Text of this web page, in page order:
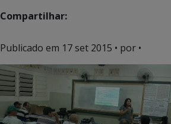
Compartilhar:
Publicado em 17 set 2015 • por •